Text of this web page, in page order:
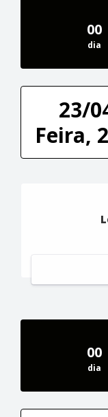
00
dia
23/
Feira,
00
dia